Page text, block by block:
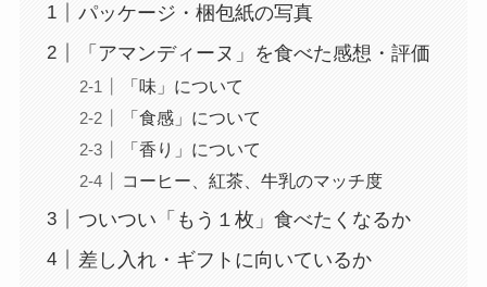
パッケージ・梱包紙の写真
「アマンディーヌ」を食べた感想・評価
「味」について
「食感」について
「香り」について
コーヒー、紅茶、牛乳のマッチ度
ついつい「もう１枚」食べたくなるか
差し入れ・ギフトに向いているか